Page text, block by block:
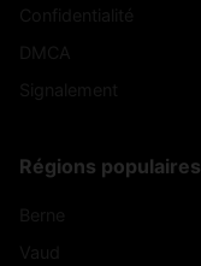
Régions populaires